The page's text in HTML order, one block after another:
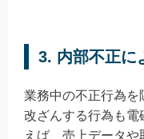
3. 内部不正に
業務中の不正行為を
改ざんする行為も電
えば、売上データ